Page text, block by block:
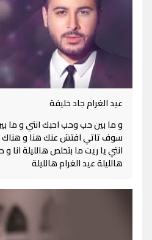
عيد الغرام جاد خليفة
و ما بين حب وحب احبك انتي و ما
سوف تاتي افتش عنك هنا و هناك
انتي يا ريت ما بتخلص هالليلة انا
هالليلة عيد الغرام هالليلة